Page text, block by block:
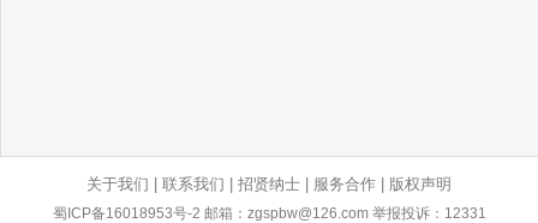
关于我们 联系我们 招贤纳士 服务合作 版权声明
蜀ICP备16018953号-2 邮箱：zgspbw@126.com 举报投诉：12331